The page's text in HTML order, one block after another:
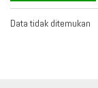
Data tidak ditemukan